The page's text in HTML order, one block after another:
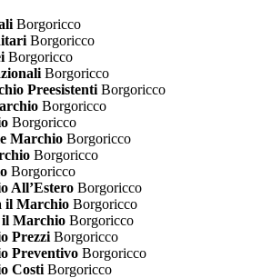
Borgoricco
Borgoricco
Borgoricco
Borgoricco
Preesistenti Borgoricco
Borgoricco
Borgoricco
Marchio Borgoricco
Borgoricco
Borgoricco
All’Estero Borgoricco
il Marchio Borgoricco
il Marchio Borgoricco
Prezzi Borgoricco
Preventivo Borgoricco
Costi Borgoricco